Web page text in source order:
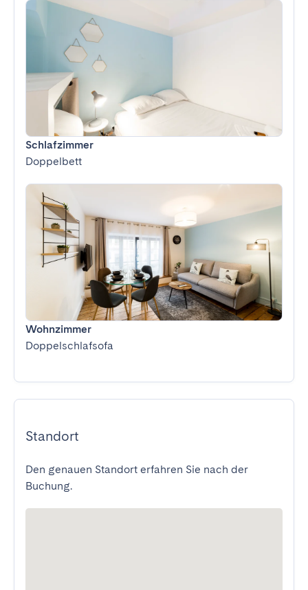
Schlafzimmer
Doppelbett
Wohnzimmer
Doppelschlafsofa
Standort
Den genauen Standort erfahren Sie nach der
Buchung.